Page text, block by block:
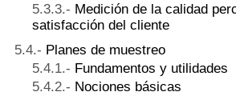
Medición de la calidad
satisfacción del cliente
Planes de muestreo
Fundamentos y utilidades
Nociones básicas